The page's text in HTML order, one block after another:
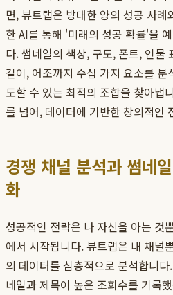
면, 뷰트랩은 방대한 양의 성공 사
한 AI를 통해 '미래의 성공 확률'을
다. 썸네일의 색상, 구도, 폰트, 인물
길이, 어조까지 수십 가지 요소를
도할 수 있는 최적의 조합을 찾아냅
를 넘어, 데이터에 기반한 창의적인
경쟁 채널 분석과 썸네
화
성공적인 전략은 나 자신을 아는 것
에서 시작됩니다. 뷰트랩은 내 채널
의 데이터를 심층적으로 분석합니
네일과 제목이 높은 조회수를 기록